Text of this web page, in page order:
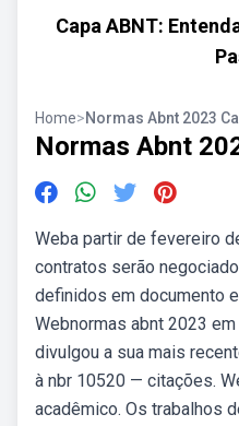
Capa ABNT:
Home>Normas Abnt 2023
Normas Abnt
Weba partir de fevereiro
contratos serão
definidos em documento
Webnormas abnt 2023
divulgou a sua mais
à nbr 10520 — citações.
acadêmico. Os trabalhos